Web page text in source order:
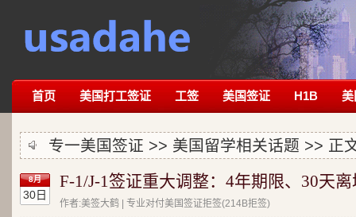
首页 美国打工签证 工签 美国签证 H1B 美
专一美国签证 >> 美国留学相关话题 >> 正
8月
30日
F-1/J-1签证重大调整：4年期限、30天
作者:美签大鹤 | 专业对付美国签证拒签(214B拒签)